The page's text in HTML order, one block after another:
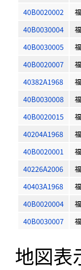
40B0020002
40B0030004
40B0030005
40B0020007
40382A1968
40B0030008
40B0020015
40204A1968
40B0020001
40226A2006
40403A1968
40B0020004
40B0030007
地図表